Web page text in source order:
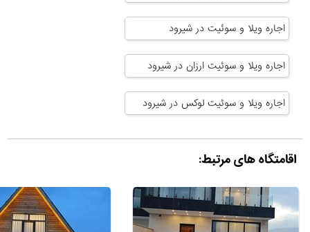
اجاره ویلا و سوئیت در شیرود
اجاره ویلا و سوئیت ارزان در شیرود
اجاره ویلا و سوئیت لوکس در شیرود
اقامتگاه های مرتبط: